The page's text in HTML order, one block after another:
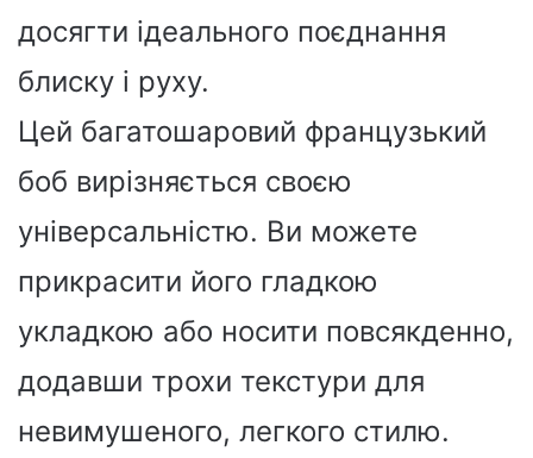
досягти ідеального поєднання
блиску і руху.
Цей багатошаровий французький
боб вирізняється своєю
універсальністю. Ви можете
прикрасити його гладкою
укладкою або носити повсякденно,
додавши трохи текстури для
невимушеного, легкого стилю.